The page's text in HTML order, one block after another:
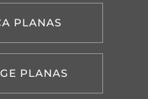
PLANAS
PLANAS